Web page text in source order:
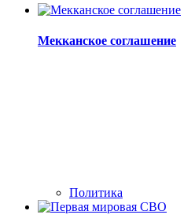
Мекканское соглашение
Политика